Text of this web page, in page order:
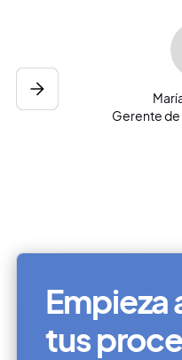
Gerente de
Empieza
tus